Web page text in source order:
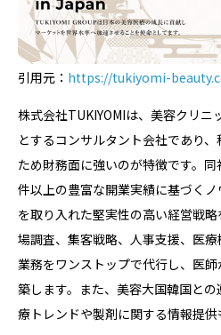
引用元： https://tukiyomi-
株式会社TUKIYOMIは、美容クリニ
とするコンサルタント会社であり
ため財務面に強いのが特徴です。
件以上の豊富な開業実績に基づく
を取り入れた堅実性の高い経営戦
場調査、集客戦略、人事支援、医
業務をワンストップで代行し、医
築します。また、美容大国韓国と
療トレンドや製剤に関する情報提供